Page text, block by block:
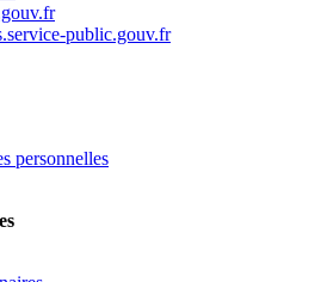
public.gouv.fr
personnelles